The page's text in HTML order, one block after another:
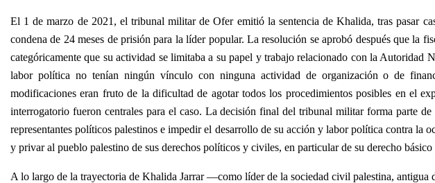
El 1 de marzo de 2021, el tribunal militar de Ofer emitió la sentencia de Khalida, tras pasar
condena de 24 meses de prisión para la líder popular. La resolución se aprobó después que la
categóricamente que su actividad se limitaba a su papel y trabajo relacionado con la Autoridad
labor política no tenían ningún vínculo con ninguna actividad de organización o de
modificaciones eran fruto de la dificultad de agotar todos los procedimientos posibles en el
interrogatorio fueron centrales para el caso. La decisión final del tribunal militar forma parte
representantes políticos palestinos e impedir el desarrollo de su acción y labor política contra la
y privar al pueblo palestino de sus derechos políticos y civiles, en particular de su derecho
A lo largo de la trayectoria de Khalida Jarrar —como líder de la sociedad civil palestina, antigua